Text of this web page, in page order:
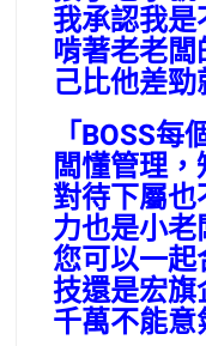
我承認我
啃著老老
己比他差勁
「BOSS
闆懂管理，
對待下屬
力也是小
您可以一
技還是宏旗
千萬不能意